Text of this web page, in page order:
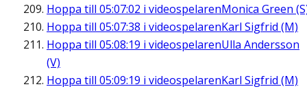
Hoppa till 05:07:02 i videospelarenMonica Green
Hoppa till 05:07:38 i videospelarenKarl Sigfrid (M)
Hoppa till 05:08:19 i videospelarenUlla Andersson
(V)
Hoppa till 05:09:19 i videospelarenKarl Sigfrid (M)